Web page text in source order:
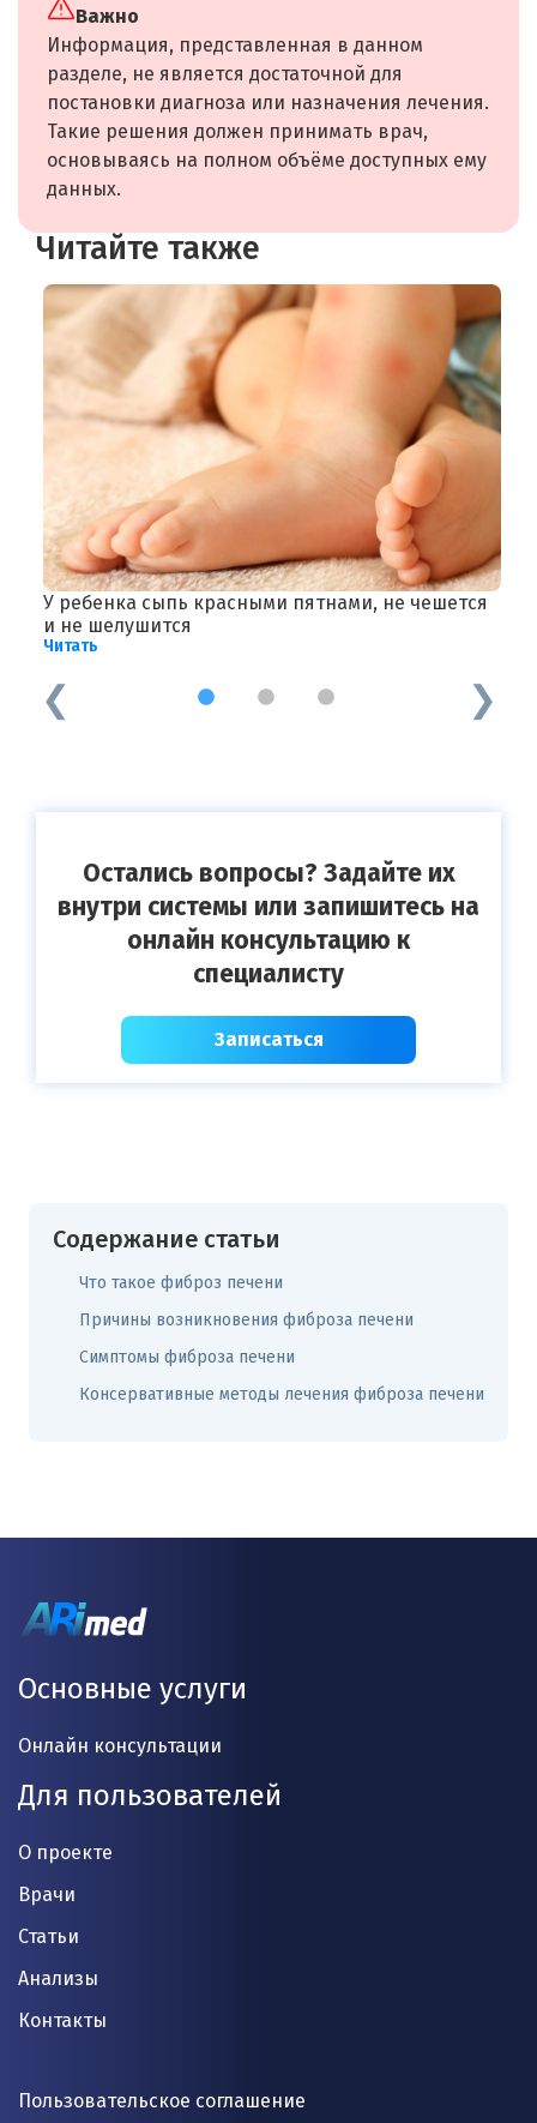
Важно
Информация, представленная в данном
разделе, не является достаточной для
постановки диагноза или назначения лечения.
Такие решения должен принимать врач,
основываясь на полном объёме доступных ему
данных.
Читайте также
У ребенка сыпь красными пятнами, не чешется
и не шелушится
Читать
1 2 3
Остались вопросы? Задайте их
внутри системы или запишитесь на
онлайн консультацию к
специалисту
Записаться
Содержание статьи
Что такое фиброз печени
Причины возникновения фиброза печени
Симптомы фиброза печени
Консервативные методы лечения фиброза печени
Основные услуги
Онлайн консультации
Для пользователей
О проекте
Врачи
Статьи
Анализы
Контакты
Пользовательское соглашение